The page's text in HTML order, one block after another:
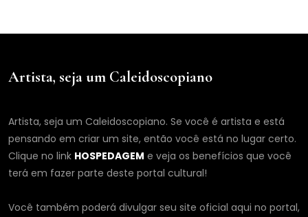
Artista, seja um Caleidoscopiano
Artista, seja um Caleidoscopiano. Se você é artista e está
pensando em criar um site, então você está no lugar certo.
Clique no link HOSPEDAGEM e veja os benefícios que você
terá em fazer parte deste portal cultural!
Você também poderá divulgar seu site oficial aqui no portal,